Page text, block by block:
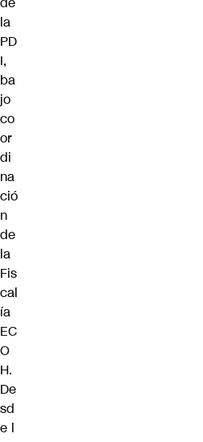
la
PD
I,
ba
jo
co
or
di
na
ció
n
de
la
Fis
cal
ía
EC
O
H.
De
sd
e l